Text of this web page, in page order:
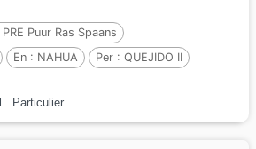
PRE Puur Ras Spaans
En : NAHUA Per : QUEJIDO II
Particulier